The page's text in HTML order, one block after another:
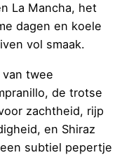
La Mancha, het
dagen en koele
vol smaak.
twee
de trotse
zachtheid, rijp
en Shiraz
subtiel pepertje